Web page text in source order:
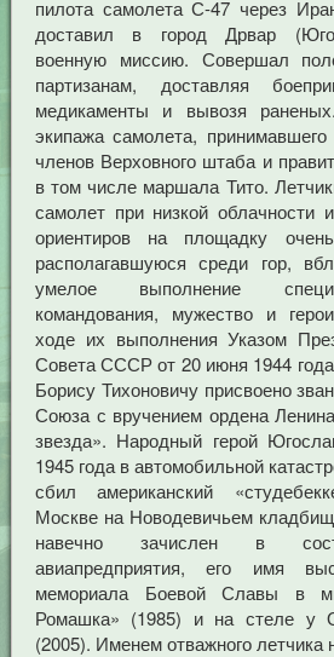
пилота самолета С-47 через
доставил в город Дрвар
военную миссию. Совершал
партизанам, доставляя
медикаменты и вывозя
экипажа самолета,
членов Верховного штаба и
в том числе маршала Тито.
самолет при низкой облачности
ориентиров на площадку
располагавшуюся среди гор,
умелое выполнение
командования, мужество и
ходе их выполнения Указом
Совета СССР от 20 июня 1944
Борису Тихоновичу присвоено
Союза с вручением ордена
звезда». Народный герой
1945 года в автомобильной
сбил американский
Москве на Новодевичьем
навечно зачислен в
авиапредприятия, его имя
мемориала Боевой Славы в
Ромашка» (1985) и на стеле у
(2005). Именем отважного летчика